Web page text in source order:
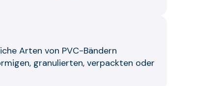
Arten von PVC-Bändern
granulierten, verpackten oder